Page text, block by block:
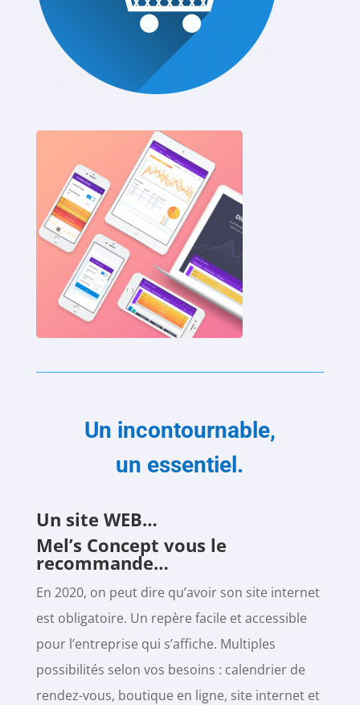
Un incontournable,
un essentiel.
Un site WEB…
Mel’s Concept vous le
recommande…
En 2020, on peut dire qu’avoir son site internet
est obligatoire. Un repère facile et accessible
pour l’entreprise qui s’affiche. Multiples
possibilités selon vos besoins : calendrier de
rendez-vous, boutique en ligne, site internet et